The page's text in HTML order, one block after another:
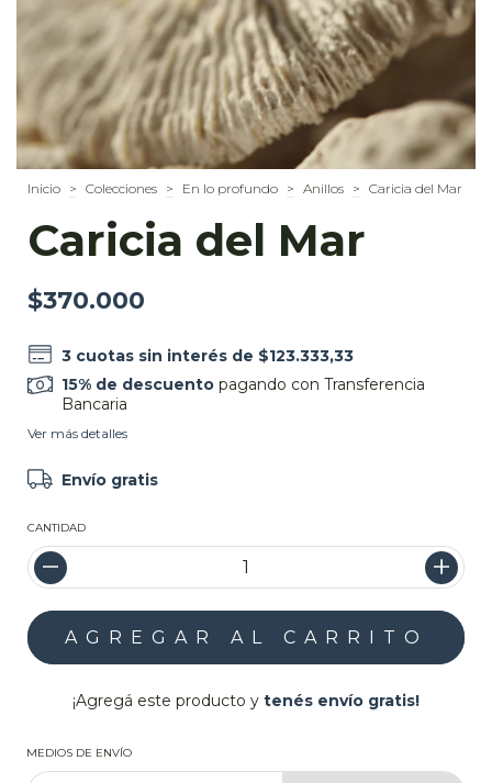
Inicio > Colecciones > En lo profundo > Anillos > Caricia del Mar
Caricia del Mar
$370.000
3 cuotas sin interés de $123.333,33
15% de descuento pagando con Transferencia
Bancaria
Ver más detalles
Envío gratis
CANTIDAD
¡Agregá este producto y tenés envío gratis!
MEDIOS DE ENVÍO